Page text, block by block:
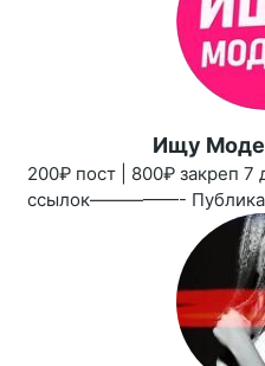
Ищу
200₽ пост | 800₽
ссылок—————-